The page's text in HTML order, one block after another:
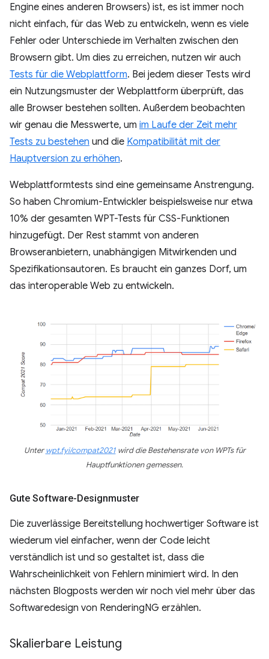
Engine eines anderen Browsers) ist, es ist immer noch
nicht einfach, für das Web zu entwickeln, wenn es viele
Fehler oder Unterschiede im Verhalten zwischen den
Browsern gibt. Um dies zu erreichen, nutzen wir auch
Tests für die Webplattform. Bei jedem dieser Tests wird
ein Nutzungsmuster der Webplattform überprüft, das
alle Browser bestehen sollten. Außerdem beobachten
wir genau die Messwerte, um im Laufe der Zeit mehr
Tests zu bestehen und die Kompatibilität mit der
Hauptversion zu erhöhen.
Webplattformtests sind eine gemeinsame Anstrengung.
So haben Chromium-Entwickler beispielsweise nur etwa
10% der gesamten WPT-Tests für CSS-Funktionen
hinzugefügt. Der Rest stammt von anderen
Browseranbietern, unabhängigen Mitwirkenden und
Spezifikationsautoren. Es braucht ein ganzes Dorf, um
das interoperable Web zu entwickeln.
Unterwpt.fyi/compat2021wird die Bestehensrate von WPTs für
Hauptfunktionen gemessen.
Gute Software-Designmuster
Die zuverlässige Bereitstellung hochwertiger Software ist
wiederum viel einfacher, wenn der Code leicht
verständlich ist und so gestaltet ist, dass die
Wahrscheinlichkeit von Fehlern minimiert wird. In den
nächsten Blogposts werden wir noch viel mehr über das
Softwaredesign von RenderingNG erzählen.
Skalierbare Leistung